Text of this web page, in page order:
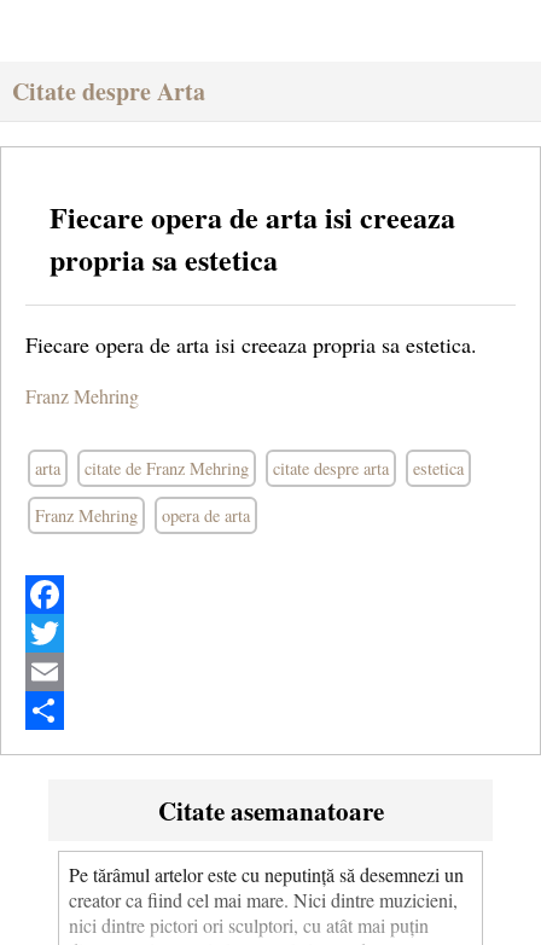
Citate despre Arta
Fiecare opera de arta isi creeaza
propria sa estetica
Fiecare opera de arta isi creeaza propria sa estetica.
Franz Mehring
arta citate de Franz Mehring citate despre arta estetica
Franz Mehring opera de arta
Facebook
Twitter
Email
Share
Citate asemanatoare
Pe tărâmul artelor este cu neputință să desemnezi un
creator ca fiind cel mai mare. Nici dintre muzicieni,
nici dintre pictori ori sculptori, cu atât mai puțin